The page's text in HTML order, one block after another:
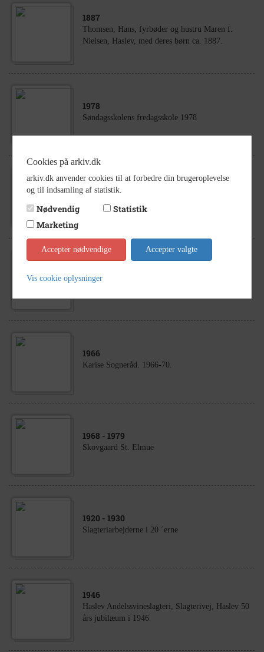
1887
Thomsen, Hans, fyrbøder og hustru Maren f.
Nielsen, Haslev, med deres børn ca. 1887.
1978
Søndagsskolens fredagsskole 1978
1923- 1927
Haslev Andelssvineslagteri 1925 - Arbejdere og
funktionærer uden for slagteriet.
Kirsten Marie Jensen på Sorø Husholdningsskole.
1966
Karise Sogneråd. 1966-70.
1968 - 1979
Skovgaard St. Elmue
1920 - 1930
Slagteriarbejderne i 20 ´erne
1946
Haslev Andelssvineslagteri, Slagterivej, Haslev 50
års jubilæum i 1946
Cookies på arkiv.dk
arkiv.dk anvender cookies til at forbedre din brugeroplevelse
og til indsamling af statistik.
Nødvendig
Statistik
Marketing
Accepter nødvendige Accepter valgte
Vis cookie oplysninger